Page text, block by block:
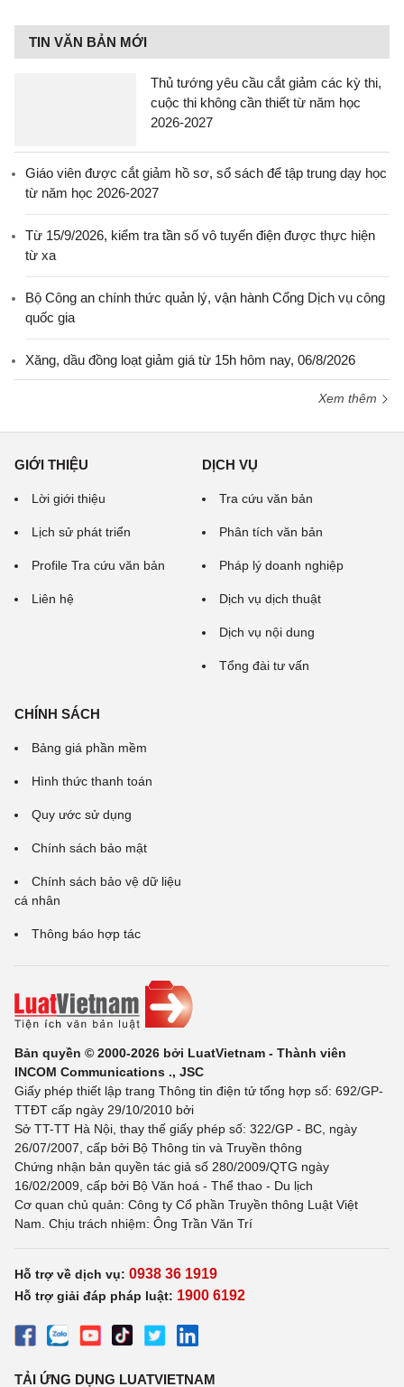
TIN VĂN BẢN MỚI
Thủ tướng yêu cầu cắt giảm các kỳ thi,
cuộc thi không cần thiết từ năm học
2026-2027
Giáo viên được cắt giảm hồ sơ, sổ sách để tập trung dạy học
từ năm học 2026-2027
Từ 15/9/2026, kiểm tra tần số vô tuyến điện được thực hiện
từ xa
Bộ Công an chính thức quản lý, vận hành Cổng Dịch vụ công
quốc gia
Xăng, dầu đồng loạt giảm giá từ 15h hôm nay, 06/8/2026
Xem thêm
GIỚI THIỆU
Lời giới thiệu
Lịch sử phát triển
Profile Tra cứu văn bản
Liên hệ
DỊCH VỤ
Tra cứu văn bản
Phân tích văn bản
Pháp lý doanh nghiệp
Dịch vụ dịch thuật
Dịch vụ nội dung
Tổng đài tư vấn
CHÍNH SÁCH
Bảng giá phần mềm
Hình thức thanh toán
Quy ước sử dụng
Chính sách bảo mật
Chính sách bảo vệ dữ liệu
cá nhân
Thông báo hợp tác
Bản quyền © 2000-2026 bởi LuatVietnam - Thành viên
INCOM Communications ., JSC
Giấy phép thiết lập trang Thông tin điện tử tổng hợp số: 692/GP-
TTĐT cấp ngày 29/10/2010 bởi
Sở TT-TT Hà Nội, thay thế giấy phép số: 322/GP - BC, ngày
26/07/2007, cấp bởi Bộ Thông tin và Truyền thông
Chứng nhận bản quyền tác giả số 280/2009/QTG ngày
16/02/2009, cấp bởi Bộ Văn hoá - Thể thao - Du lịch
Cơ quan chủ quản: Công ty Cổ phần Truyền thông Luật Việt
Nam. Chịu trách nhiệm: Ông Trần Văn Trí
Hỗ trợ về dịch vụ: 0938 36 1919
Hỗ trợ giải đáp pháp luật: 1900 6192
TẢI ỨNG DỤNG LUATVIETNAM